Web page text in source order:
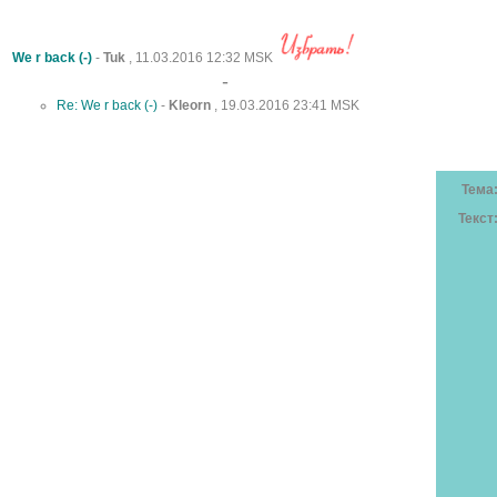
We r back (-) - Tuk , 11.03.2016 12:32 MSK
-
Re: We r back (-) - Kleorn , 19.03.2016 23:41 MSK
Тема:
Текст: